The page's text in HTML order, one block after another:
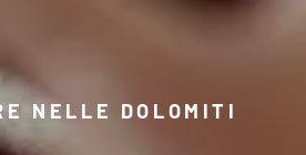
NELLE DOLOMITI